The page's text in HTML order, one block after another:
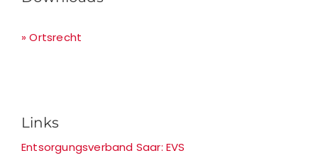
» Ortsrecht
Links
Entsorgungsverband Saar: EVS